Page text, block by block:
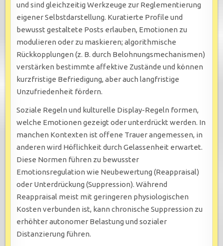
und sind gleichzeitig Werkzeuge zur Reglementierung
eigener Selbstdarstellung. Kuratierte Profile und
bewusst gestaltete Posts erlauben, Emotionen zu
modulieren oder zu maskieren; algorithmische
Rückkopplungen (z. B. durch Belohnungsmechanismen)
verstärken bestimmte affektive Zustände und können
kurzfristige Befriedigung, aber auch langfristige
Unzufriedenheit fördern.
Soziale Regeln und kulturelle Display-Regeln formen,
welche Emotionen gezeigt oder unterdrückt werden. In
manchen Kontexten ist offene Trauer angemessen, in
anderen wird Höflichkeit durch Gelassenheit erwartet.
Diese Normen führen zu bewusster
Emotionsregulation wie Neubewertung (Reappraisal)
oder Unterdrückung (Suppression). Während
Reappraisal meist mit geringeren physiologischen
Kosten verbunden ist, kann chronische Suppression zu
erhöhter autonomer Belastung und sozialer
Distanzierung führen.